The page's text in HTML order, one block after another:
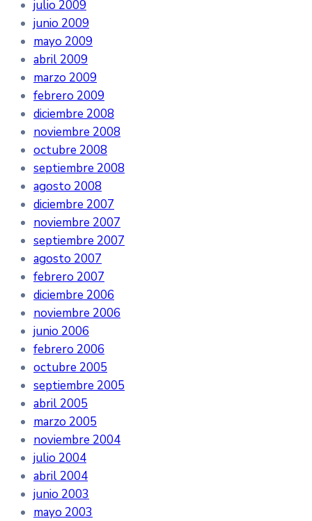
julio 2009
junio 2009
mayo 2009
abril 2009
marzo 2009
febrero 2009
diciembre 2008
noviembre 2008
octubre 2008
septiembre 2008
agosto 2008
diciembre 2007
noviembre 2007
septiembre 2007
agosto 2007
febrero 2007
diciembre 2006
noviembre 2006
junio 2006
febrero 2006
octubre 2005
septiembre 2005
abril 2005
marzo 2005
noviembre 2004
julio 2004
abril 2004
junio 2003
mayo 2003